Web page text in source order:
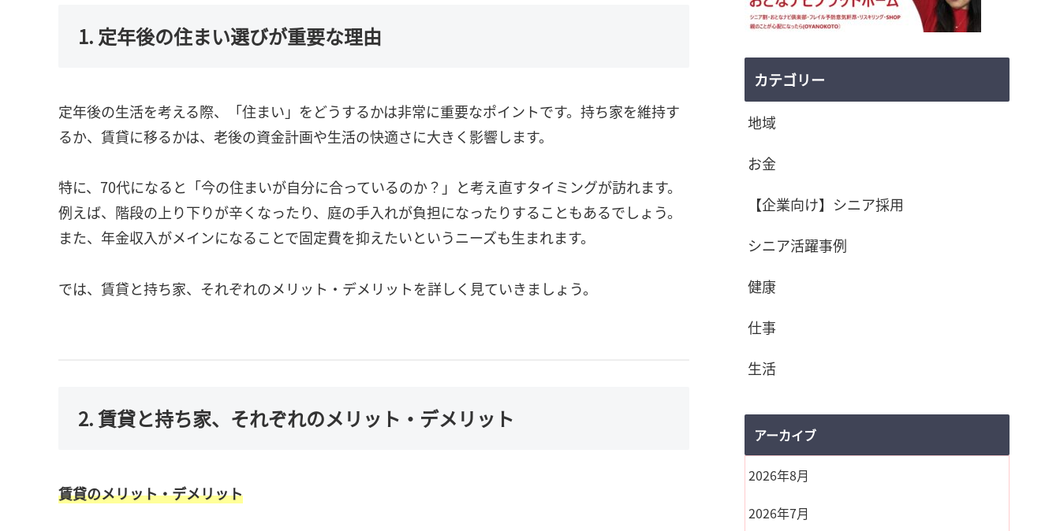
1. 定年後の住まい選びが重要な理由
定年後の生活を考える際、「住まい」をどうするかは非常に重要なポイントです。持ち家を維持す
るか、賃貸に移るかは、老後の資金計画や生活の快適さに大きく影響します。
特に、70代になると「今の住まいが自分に合っているのか？」と考え直すタイミングが訪れます。
例えば、階段の上り下りが辛くなったり、庭の手入れが負担になったりすることもあるでしょう。
また、年金収入がメインになることで固定費を抑えたいというニーズも生まれます。
では、賃貸と持ち家、それぞれのメリット・デメリットを詳しく見ていきましょう。
2. 賃貸と持ち家、それぞれのメリット・デメリット
賃貸のメリット・デメリット
カテゴリー
地域
お金
【企業向け】シニア採用
シニア活躍事例
健康
仕事
生活
アーカイブ
2026年8月
2026年7月